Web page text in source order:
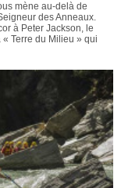
mène au-delà de
des Anneaux.
à Peter Jackson, le
Terre du Milieu » qui